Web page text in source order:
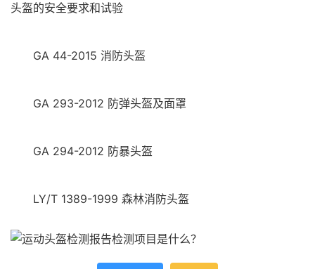
头盔的安全要求和试验
GA 44-2015 消防头盔
GA 293-2012 防弹头盔及面罩
GA 294-2012 防暴头盔
LY/T 1389-1999 森林消防头盔